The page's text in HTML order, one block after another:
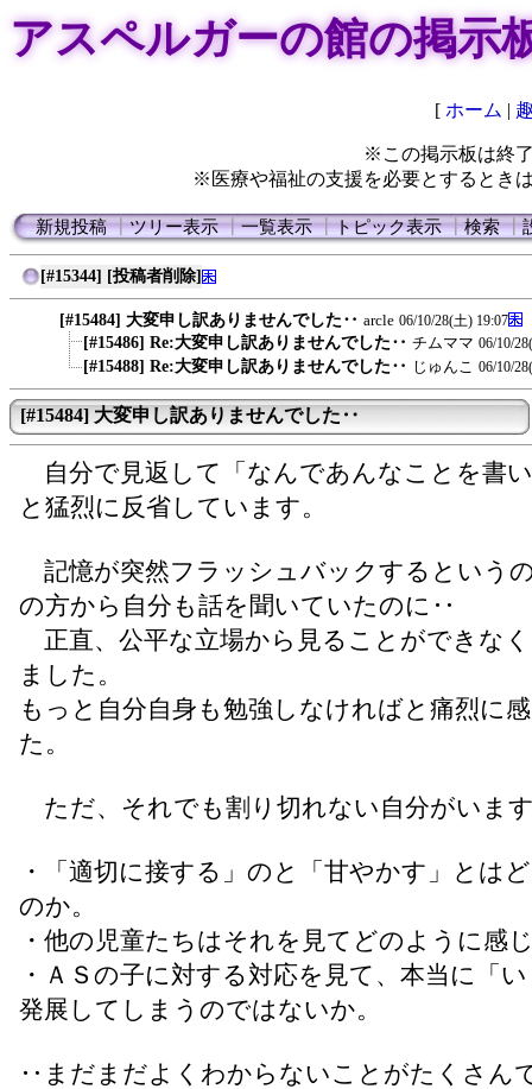
アスペルガーの館の掲示
[ ホーム |
※この掲示板は終
※医療や福祉の支援を必要とするとき
新規投稿┃ツリー表示┃一覧表示┃トピック表示┃検索┃
[#15344] [投稿者削除]
[#15484] 大変申し訳ありませんでした‥ arcle 06/10/28(土) 19:07
[#15486] Re:大変申し訳ありませんでした‥ チムママ 06/10/
[#15488] Re:大変申し訳ありませんでした‥ じゅんこ 06/10/
[#15484] 大変申し訳ありませんでした‥
自分で見返して「なんであんなことを書
と猛烈に反省しています。
記憶が突然フラッシュバックするという
の方から自分も話を聞いていたのに‥
正直、公平な立場から見ることができな
ました。
もっと自分自身も勉強しなければと痛烈に
た。
ただ、それでも割り切れない自分がいま
・「適切に接する」のと「甘やかす」とは
のか。
・他の児童たちはそれを見てどのように感
・ＡＳの子に対する対応を見て、本当に「
発展してしまうのではないか。
‥まだまだよくわからないことがたくさん